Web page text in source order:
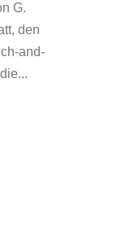
G.
den
and-